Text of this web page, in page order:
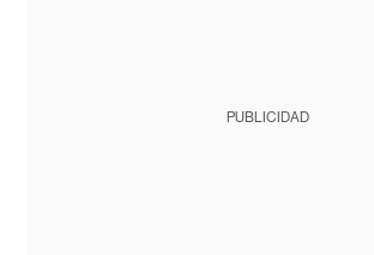
PUBLICIDAD